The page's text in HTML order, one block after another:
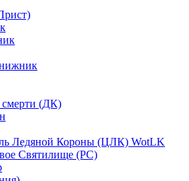
(ДК)
Ледяной Короны (ЦЛК) WotLK
Святилище (РС)